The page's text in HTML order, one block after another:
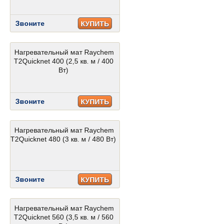
Звоните КУПИТЬ
Нагревательный мат Raychem
T2Quicknet 400 (2,5 кв. м / 400
Вт)
Звоните КУПИТЬ
Нагревательный мат Raychem
T2Quicknet 480 (3 кв. м / 480 Вт)
Звоните КУПИТЬ
Нагревательный мат Raychem
T2Quicknet 560 (3,5 кв. м / 560